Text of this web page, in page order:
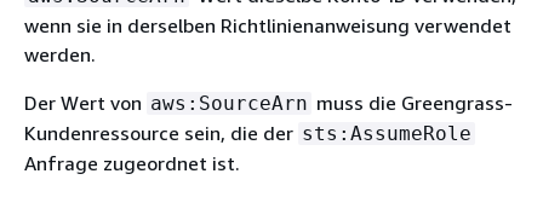
wenn sie in derselben Richtlinienanweisung verwendet
werden.
Der Wert von aws:SourceArn muss die Greengrass-
Kundenressource sein, die der sts:AssumeRole
Anfrage zugeordnet ist.